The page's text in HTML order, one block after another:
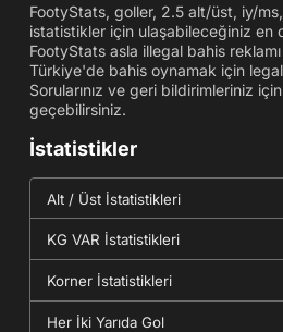
FootyStats, goller, 2.5 alt/üst, iy/ms,
istatistikler için ulaşabileceğiniz en
FootyStats asla illegal bahis
Türkiye'de bahis oynamak için
Sorularınız ve geri bildirimleriniz
geçebilirsiniz.
İstatistikler
Alt / Üst İstatistikleri
KG VAR İstatistikleri
Korner İstatistikleri
Her İki Yarıda Gol